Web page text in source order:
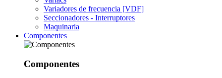
Variadores de frecuencia [VDF]
Seccionadores - Interruptores
Maquinaria
Componentes
Componentes